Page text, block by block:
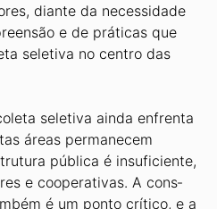
diante da necessidade
e de práticas que
seletiva no centro das
seletiva ainda en­frenta
áreas permanecem
pública é insuficiente,
e cooperativas. A cons­
é um ponto crítico, e a